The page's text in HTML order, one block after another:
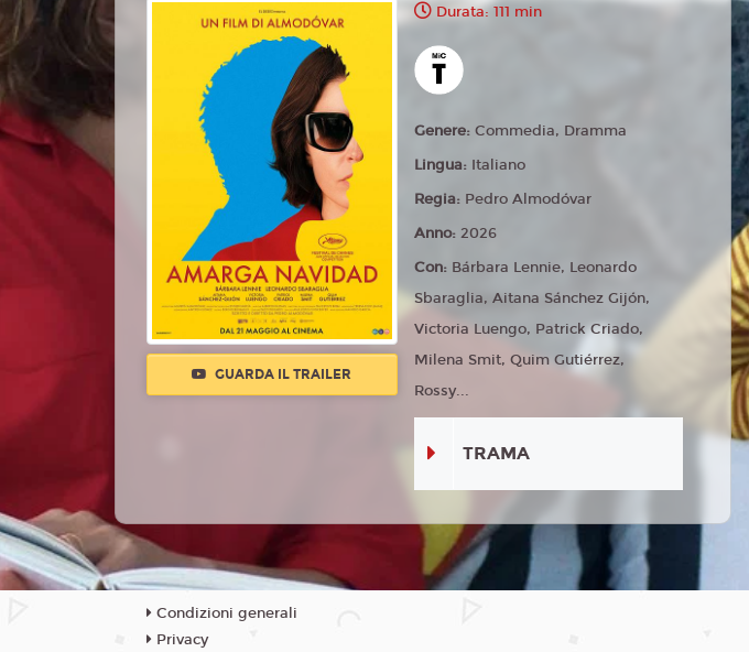
GUARDA IL TRAILER
Durata: 111 min
Genere:Commedia, Dramma
Lingua: Italiano
Regia: Pedro Almodóvar
Anno:2026
Con: Bárbara Lennie, Leonardo
Sbaraglia, Aitana Sánchez Gijón,
Victoria Luengo, Patrick Criado,
Milena Smit, Quim Gutiérrez,
Rossy...
TRAMA
Condizioni generali
Privacy